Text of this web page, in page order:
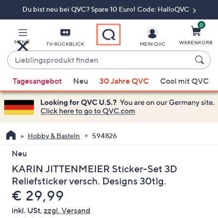
Du bist neu bei QVC? Spare 10 Euro! Code: HalloQVC
MENÜ TV-RÜCKBLICK
Lieblingsprodukt
finden
Vorschläge
verfügbar
sind,
verwenden
Sie
die
Pfeiltasten
nach
oben
und
nach
unten
MEIN QVC
0
WARENKORB
Tagesangebot Neu 30 Jahre QVC Cool mit QVC
Hobby & Basteln 594826
Neu
KARIN JITTENMEIER Sticker-Set 3D
Reliefsticker versch. Designs 30tlg.
Gelöscht
€ 29,99
inkl. USt, zzgl. Versand